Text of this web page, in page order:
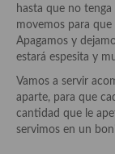
Cocina de Egipto
Cocina de Tunez
Cocina Oriental
Cocina
hasta que no
movemos para que
Apagamos y
estará espesita y
Vamos a servir
aparte, para que
cantidad que le
servimos en un